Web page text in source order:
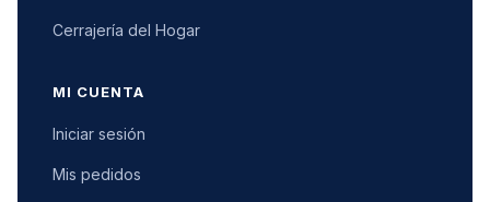
Cerrajería del Hogar
MI CUENTA
Iniciar sesión
Mis pedidos